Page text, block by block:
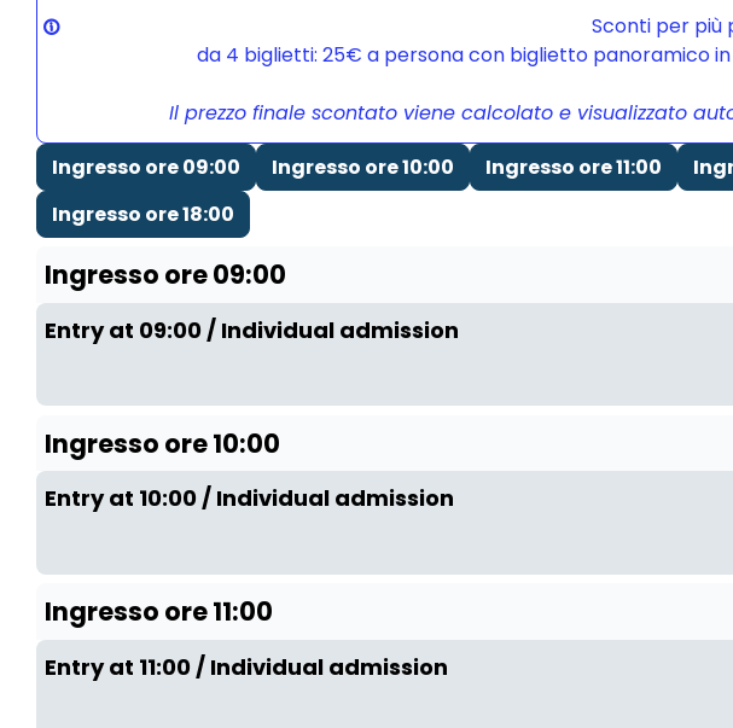
Sconti per più
da 4 biglietti: 25€ a persona con biglietto panoramico
Il prezzo finale scontato viene calcolato e visualizzato
Ingresso ore 09:00
Ingresso ore 10:00 Ingresso ore 11:00
Ingresso ore 18:00
Ingresso ore 09:00
Entry at 09:00 / Individual admission
Ingresso ore 10:00
Entry at 10:00 / Individual admission
Ingresso ore 11:00
Entry at 11:00 / Individual admission